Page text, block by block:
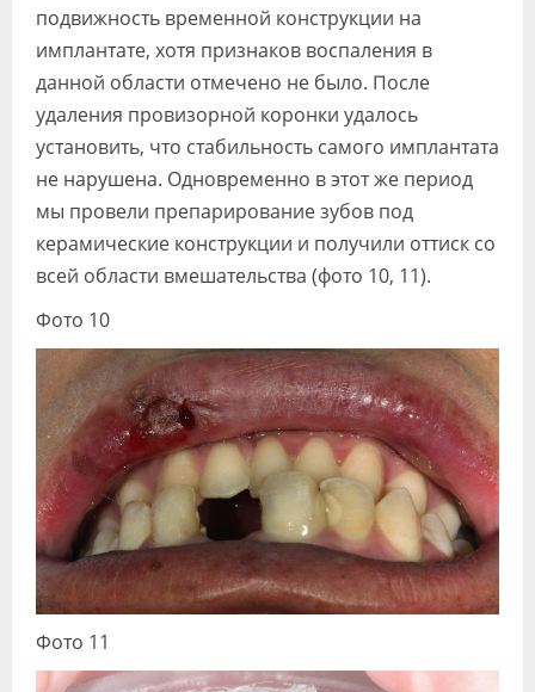
подвижность временной конструкции на
имплантате, хотя признаков воспаления в
данной области отмечено не было. После
удаления провизорной коронки удалось
установить, что стабильность самого имплантата
не нарушена. Одновременно в этот же период
мы провели препарирование зубов под
керамические конструкции и получили оттиск со
всей области вмешательства (фото 10, 11).
Фото 10
Фото 11